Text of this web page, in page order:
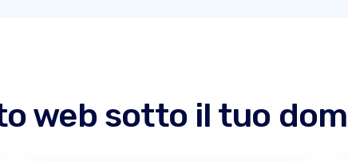
web sotto il tuo